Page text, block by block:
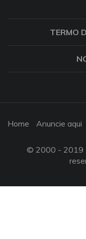
TERMO
Home Anuncie aqui
© 2000 - 2019